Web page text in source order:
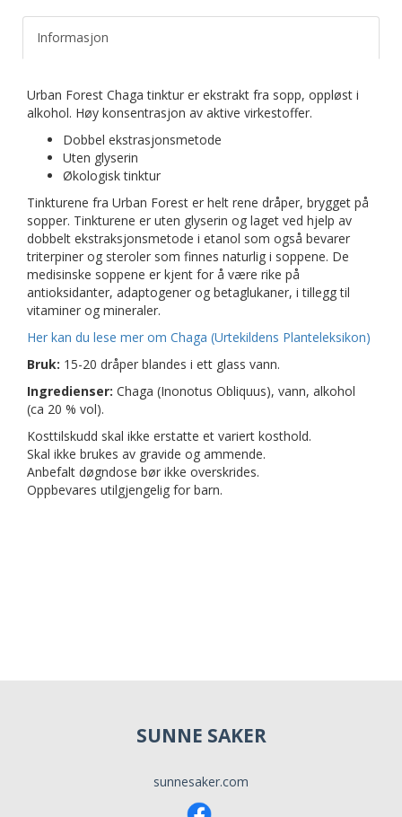
Informasjon
Urban Forest Chaga tinktur er ekstrakt fra sopp, oppløst i
alkohol. Høy konsentrasjon av aktive virkestoffer.
Dobbel ekstrasjonsmetode
Uten glyserin
Økologisk tinktur
Tinkturene fra Urban Forest er helt rene dråper, brygget på
sopper. Tinkturene er uten glyserin og laget ved hjelp av
dobbelt ekstraksjonsmetode i etanol som også bevarer
triterpiner og steroler som finnes naturlig i soppene. De
medisinske soppene er kjent for å være rike på
antioksidanter, adaptogener og betaglukaner, i tillegg til
vitaminer og mineraler.
Her kan du lese mer om Chaga (Urtekildens Planteleksikon)
Bruk: 15-20 dråper blandes i ett glass vann.
Ingredienser: Chaga (Inonotus Obliquus), vann, alkohol
(ca 20 % vol).
Kosttilskudd skal ikke erstatte et variert kosthold.
Skal ikke brukes av gravide og ammende.
Anbefalt døgndose bør ikke overskrides.
Oppbevares utilgjengelig for barn.
SUNNE SAKER
sunnesaker.com